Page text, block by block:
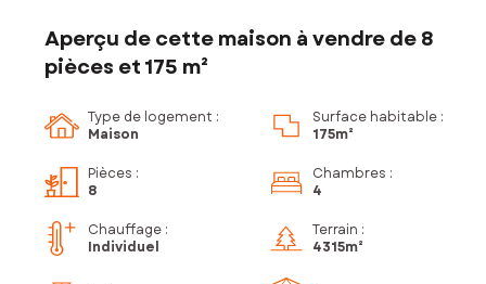
Aperçu de cette maison à vendre de 8
pièces et 175 m²
Type de logement :
Maison
Surface habitable :
175m²
Pièces :
8
Chambres :
4
Chauffage :
Individuel
Terrain :
4 315m²